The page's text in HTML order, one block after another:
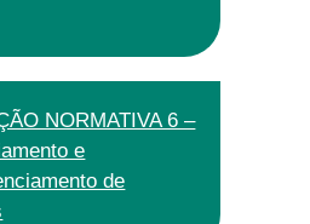
NORMATIVA 6 –
e
de